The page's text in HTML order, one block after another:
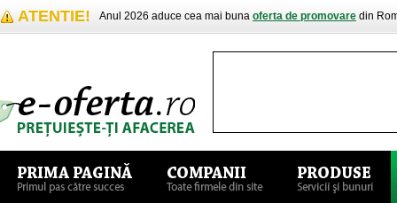
ATENTIE! Anul 2026 aduce cea mai buna oferta de promovare din